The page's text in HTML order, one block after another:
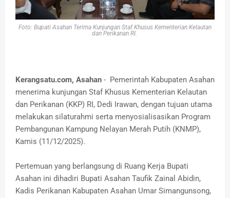
Foto: Bupati Asahan Terima Kunjungan Staf Khusus Kementerian Kelautan
dan Perikanan RI.
Kerangsatu.com, Asahan - Pemerintah Kabupaten Asahan
menerima kunjungan Staf Khusus Kementerian Kelautan
dan Perikanan (KKP) RI, Dedi Irawan, dengan tujuan utama
melakukan silaturahmi serta menyosialisasikan Program
Pembangunan Kampung Nelayan Merah Putih (KNMP),
Kamis (11/12/2025).
Pertemuan yang berlangsung di Ruang Kerja Bupati
Asahan ini dihadiri Bupati Asahan Taufik Zainal Abidin,
Kadis Perikanan Kabupaten Asahan Umar Simangunsong,